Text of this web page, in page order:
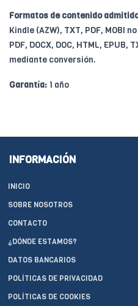
Formatos de contenido
Kindle (AZW), TXT, PDF, MOBI
PDF, DOCX, DOC, HTML, EPUB,
mediante conversión.
Garantía: 1 año
INFORMACIÓN
INICIO
SOBRE NOSOTROS
CONTACTO
¿DÓNDE ESTAMOS?
DATOS BANCARIOS
POLÍTICAS DE PRIVACIDAD
POLÍTICAS DE COOKIES